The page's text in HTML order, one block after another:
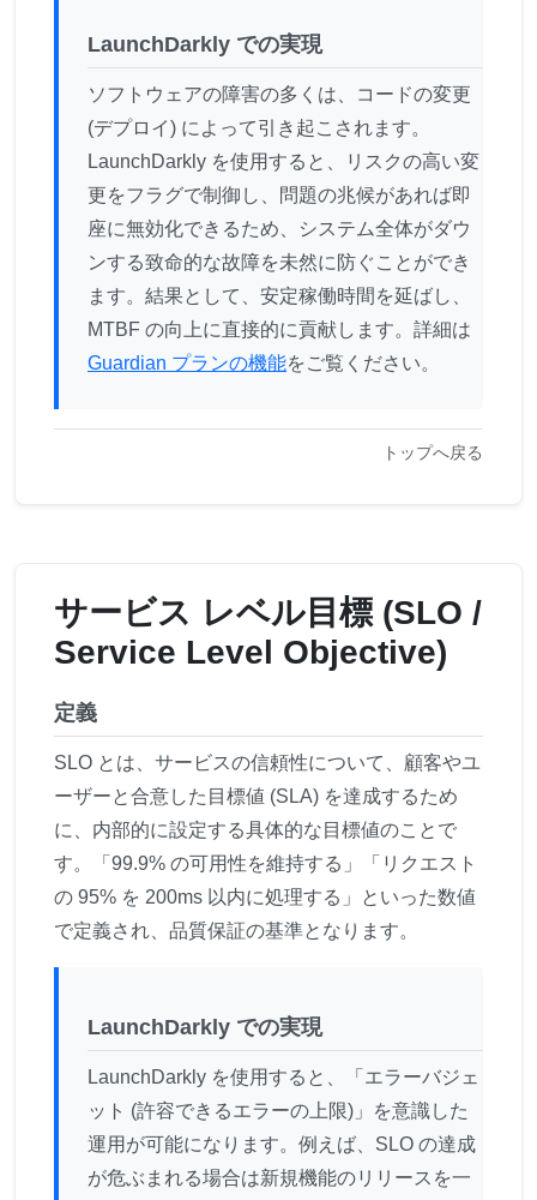
LaunchDarkly での実現
ソフトウェアの障害の多くは、コードの変更
(デプロイ) によって引き起こされます。
LaunchDarkly を使用すると、リスクの高い変
更をフラグで制御し、問題の兆候があれば即
座に無効化できるため、システム全体がダウ
ンする致命的な故障を未然に防ぐことができ
ます。結果として、安定稼働時間を延ばし、
MTBF の向上に直接的に貢献します。詳細は
Guardian プランの機能をご覧ください。
トップへ戻る
サービス レベル目標 (SLO /
Service Level Objective)
定義
SLO とは、サービスの信頼性について、顧客やユ
ーザーと合意した目標値 (SLA) を達成するため
に、内部的に設定する具体的な目標値のことで
す。「99.9% の可用性を維持する」「リクエスト
の 95% を 200ms 以内に処理する」といった数値
で定義され、品質保証の基準となります。
LaunchDarkly での実現
LaunchDarkly を使用すると、「エラーバジェ
ット (許容できるエラーの上限)」を意識した
運用が可能になります。例えば、SLO の達成
が危ぶまれる場合は新規機能のリリースを一